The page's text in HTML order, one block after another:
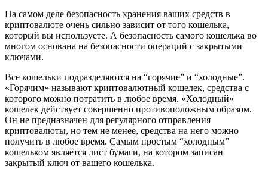
На самом деле безопасность хранения ваших средств в
криптовалюте очень сильно зависит от того кошелька,
который вы используете. А безопасность самого кошелька во
многом основана на безопасности операций с закрытыми
ключами.
Все кошельки подразделяются на “горячие” и “холодные”.
«Горячим» называют криптовалютный кошелек, средства с
которого можно потратить в любое время. «Холодный»
кошелек действует совершенно противоположным образом.
Он не предназначен для регулярного отправления
криптовалюты, но тем не менее, средства на него можно
получить в любое время. Самым простым “холодным”
кошельком является лист бумаги, на котором записан
закрытый ключ от вашего кошелька.